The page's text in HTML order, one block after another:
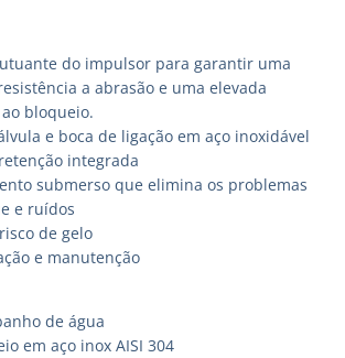
do impulsor para garantir uma
a abrasão e uma elevada
bloqueio.
e boca de ligação em aço inoxidável
integrada
submerso que elimina os problemas
e ruídos
de gelo
e manutenção
de água
em aço inox AISI 304